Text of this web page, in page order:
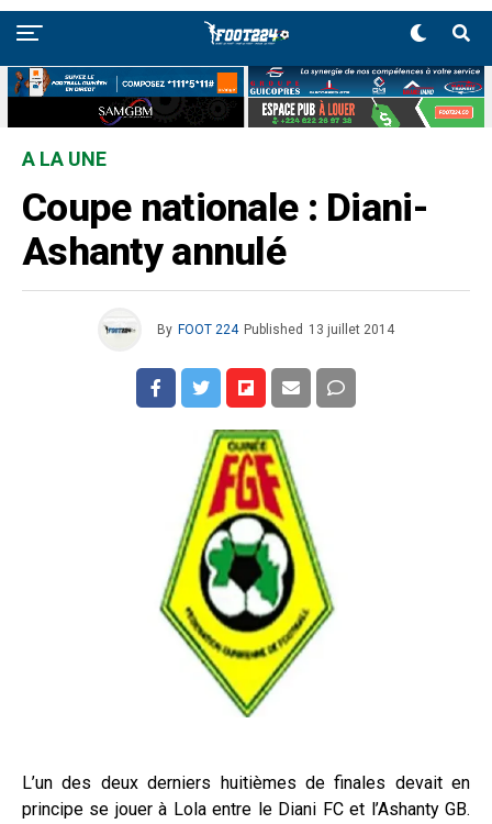
A LA UNE
Coupe nationale : Diani-
Ashanty annulé
By FOOT 224 Published 13 juillet 2014
L’un des deux derniers huitièmes de finales devait en
principe se jouer à Lola entre le Diani FC et l’Ashanty GB.